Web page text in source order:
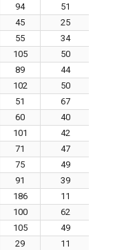
94 51
45 25
55 34
105 50
89 44
102 50
51 67
60 40
101 42
71 47
75 49
91 39
186 11
100 62
105 49
29 11